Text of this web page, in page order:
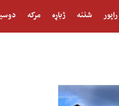
راپور شننه ژباړه مرکه